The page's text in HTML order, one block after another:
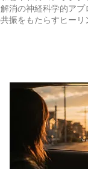
消の神経科学的アプ
振をもたらすヒーリ